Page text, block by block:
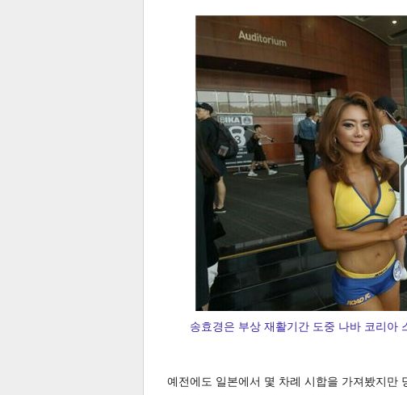
송효경은 부상 재활기간 도중 나바 코리아
예전에도 일본에서 몇 차례 시합을 가져봤지만